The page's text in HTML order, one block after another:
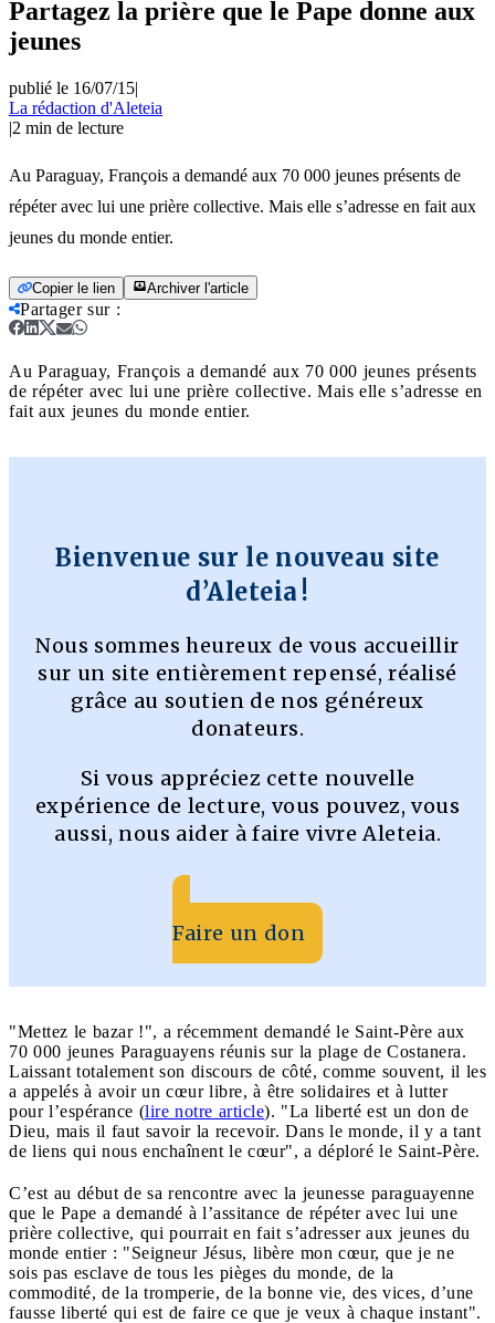
Partagez la prière que le Pape donne aux
jeunes
publié le 16/07/15|
La rédaction d'Aleteia
|2 min de lecture
Au Paraguay, François a demandé aux 70 000 jeunes présents de
répéter avec lui une prière collective. Mais elle s’adresse en fait aux
jeunes du monde entier.
Copier le lien Archiver l'article
Partager sur:
Au Paraguay, François a demandé aux 70 000 jeunes présents
de répéter avec lui une prière collective. Mais elle s’adresse en
fait aux jeunes du monde entier.
Bienvenue sur le nouveau site
d’Aleteia !
Nous sommes heureux de vous accueillir
sur un site entièrement repensé, réalisé
grâce au soutien de nos généreux
donateurs.
Si vous appréciez cette nouvelle
expérience de lecture, vous pouvez, vous
aussi, nous aider à faire vivre Aleteia.
Faire un don
"Mettez le bazar !", a récemment demandé le Saint-Père aux
70 000 jeunes Paraguayens réunis sur la plage de Costanera.
Laissant totalement son discours de côté, comme souvent, il les
a appelés à avoir un cœur libre, à être solidaires et à lutter
pour l’espérance (lire notre article). "La liberté est un don de
Dieu, mais il faut savoir la recevoir. Dans le monde, il y a tant
de liens qui nous enchaînent le cœur", a déploré le Saint-Père.
C’est au début de sa rencontre avec la jeunesse paraguayenne
que le Pape a demandé à l’assitance de répéter avec lui une
prière collective, qui pourrait en fait s’adresser aux jeunes du
monde entier : "Seigneur Jésus, libère mon cœur, que je ne
sois pas esclave de tous les pièges du monde, de la
commodité, de la tromperie, de la bonne vie, des vices, d’une
fausse liberté qui est de faire ce que je veux à chaque instant".